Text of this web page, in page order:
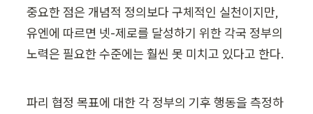
중요한 점은 개념적 정의보다 구체적인 실천이지만,
유엔에 따르면 넷-제로를 달성하기 위한 각국 정부의
노력은 필요한 수준에는 훨씬 못 미치고 있다고 한다.
파리 협정 목표에 대한 각 정부의 기후 행동을 측정하